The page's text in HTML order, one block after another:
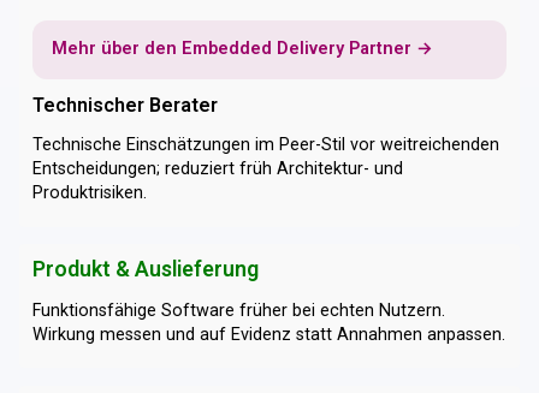
Mehr über den Embedded Delivery Partner →
Technischer Berater
Technische Einschätzungen im Peer-Stil vor weitreichenden
Entscheidungen; reduziert früh Architektur- und
Produktrisiken.
Produkt & Auslieferung
Funktionsfähige Software früher bei echten Nutzern.
Wirkung messen und auf Evidenz statt Annahmen anpassen.